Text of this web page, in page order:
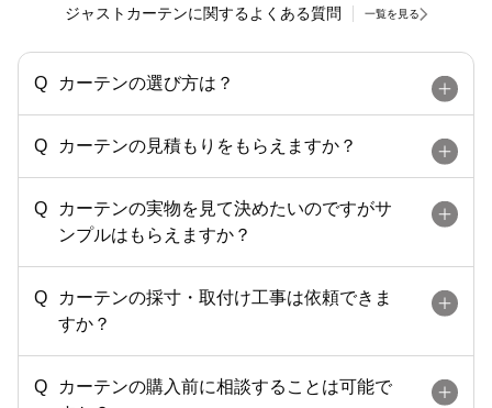
ジャストカーテンに関するよくある質問 一覧を見る
カーテンの選び方は？
カーテンの見積もりをもらえますか？
カーテンの実物を見て決めたいのですがサ
ンプルはもらえますか？
カーテンの採寸・取付け工事は依頼できま
すか？
カーテンの購入前に相談することは可能で